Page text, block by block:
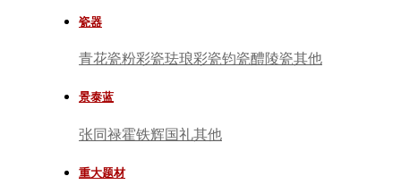
瓷器
青花瓷粉彩瓷珐琅彩瓷钧瓷醴陵瓷其他
景泰蓝
张同禄霍铁辉国礼其他
重大题材